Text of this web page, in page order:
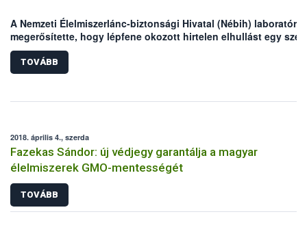
A Nemzeti Élelmiszerlánc-biztonsági Hivatal (Nébih)
megerősítette, hogy lépfene okozott hirtelen elhullást egy
juhállományban március végén. A juhok legeltetési területén
valószínűleg a belvíz hozhatta felszínre a lépfene spóráit. A
főállatorvos már a fertőzés gyanúja alapján elrendelte a helyi
gyógykezelését. A Nébih felhívja az állattartók figyelmét, hogy
TOVÁBB
2018. április 4., szerda
Fazekas Sándor: új védjegy garantálja a magyar
élelmiszerek GMO-mentességét
TOVÁBB